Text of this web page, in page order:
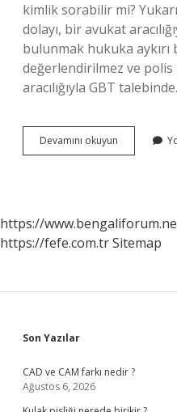
kimlik sorabilir mi?
dolayı, bir avukat
bulunmak hukuka
değerlendirilmez ve
aracılığıyla GBT
Devamını okuyun
Polise
https://
https://fefe.com.trSitemap
Sidebar
Son Yazılar
CAD ve CAM farkı nedir ?
Ağustos 6, 2026